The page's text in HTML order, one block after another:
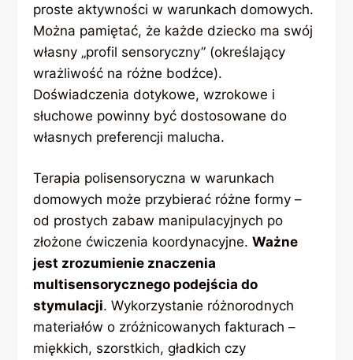
proste aktywności w warunkach domowych.
Można pamiętać, że każde dziecko ma swój
własny „profil sensoryczny” (określający
wrażliwość na różne bodźce).
Doświadczenia dotykowe, wzrokowe i
słuchowe powinny być dostosowane do
własnych preferencji malucha.
Terapia polisensoryczna w warunkach
domowych może przybierać różne formy –
od prostych zabaw manipulacyjnych po
złożone ćwiczenia koordynacyjne.Ważne
jest zrozumienie znaczenia
multisensorycznego podejścia do
stymulacji. Wykorzystanie różnorodnych
materiałów o zróżnicowanych fakturach –
miękkich, szorstkich, gładkich czy